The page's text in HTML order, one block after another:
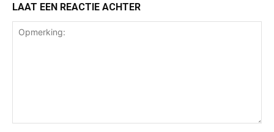
LAAT EEN REACTIE ACHTER